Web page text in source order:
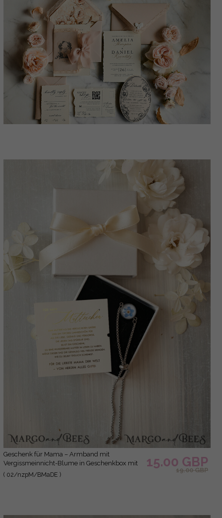
Geschenk für Mama – Armband mit
Vergissmeinnicht-Blume in Geschenkbox mit
Widmung
( 02/nzpM/BMaDE )
15.00 GBP
19.00 GBP